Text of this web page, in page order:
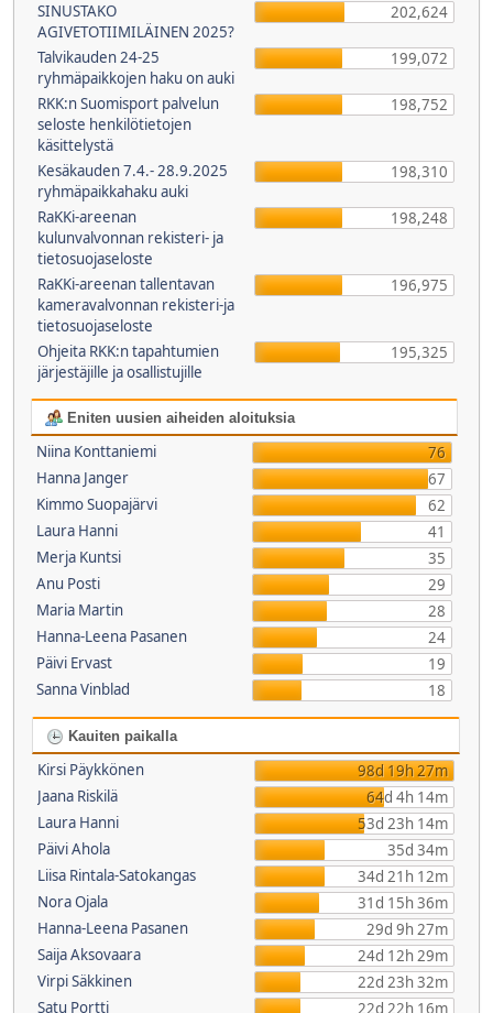
SINUSTAKO
AGIVETOTIIMILÄINEN 2025?
202,624
Talvikauden 24-25
ryhmäpaikkojen haku on auki
199,072
RKK:n Suomisport palvelun
seloste henkilötietojen
käsittelystä
198,752
Kesäkauden 7.4.- 28.9.2025
ryhmäpaikkahaku auki
198,310
RaKKi-areenan
kulunvalvonnan rekisteri- ja
tietosuojaseloste
198,248
RaKKi-areenan tallentavan
kameravalvonnan rekisteri-ja
tietosuojaseloste
196,975
Ohjeita RKK:n tapahtumien
järjestäjille ja osallistujille
195,325
Eniten uusien aiheiden aloituksia
Niina Konttaniemi
76
Hanna Janger
67
Kimmo Suopajärvi
62
Laura Hanni
41
Merja Kuntsi
35
Anu Posti
29
Maria Martin
28
Hanna-Leena Pasanen
24
Päivi Ervast
19
Sanna Vinblad
18
Kauiten paikalla
Kirsi Päykkönen
98d 19h 27m
Jaana Riskilä
64d 4h 14m
Laura Hanni
53d 23h 14m
Päivi Ahola
35d 34m
Liisa Rintala-Satokangas
34d 21h 12m
Nora Ojala
31d 15h 36m
Hanna-Leena Pasanen
29d 9h 27m
Saija Aksovaara
24d 12h 29m
Virpi Säkkinen
22d 23h 32m
Satu Portti
22d 22h 16m